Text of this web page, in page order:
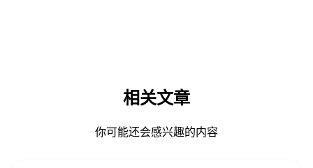
相关文章
你可能还会感兴趣的内容